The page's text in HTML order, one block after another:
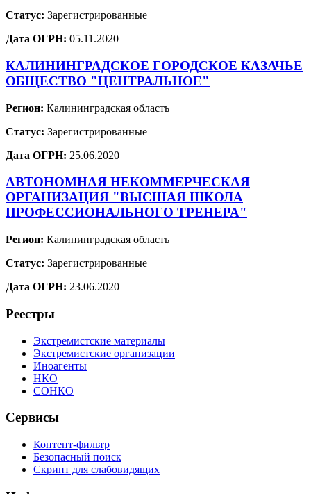
Статус: Зарегистрированные
Дата ОГРН: 05.11.2020
КАЛИНИНГРАДСКОЕ ГОРОДСКОЕ КАЗАЧЬЕ
ОБЩЕСТВО "ЦЕНТРАЛЬНОЕ"
Регион: Калининградская область
Статус: Зарегистрированные
Дата ОГРН: 25.06.2020
АВТОНОМНАЯ НЕКОММЕРЧЕСКАЯ
ОРГАНИЗАЦИЯ "ВЫСШАЯ ШКОЛА
ПРОФЕССИОНАЛЬНОГО ТРЕНЕРА"
Регион: Калининградская область
Статус: Зарегистрированные
Дата ОГРН: 23.06.2020
Реестры
Экстремистские материалы
Экстремистские организации
Иноагенты
НКО
СОНКО
Сервисы
Контент-фильтр
Безопасный поиск
Скрипт для слабовидящих